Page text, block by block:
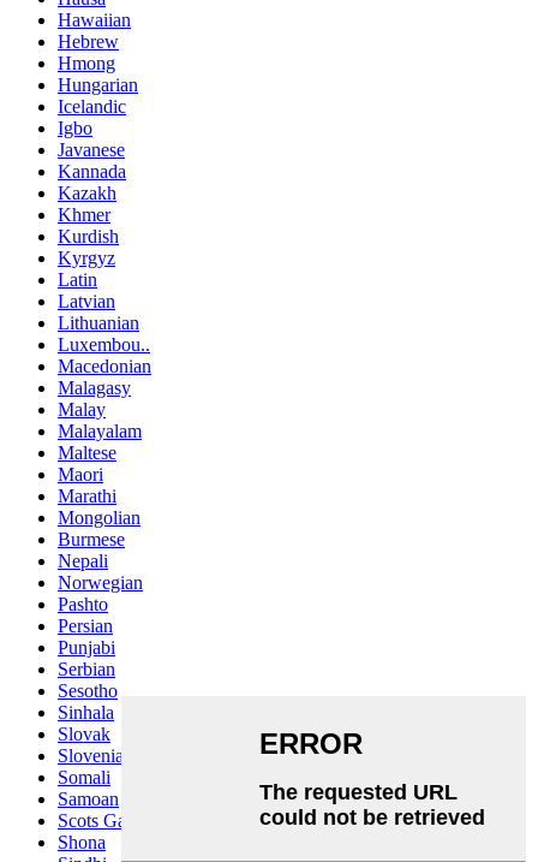
Hawaiian
Hebrew
Hmong
Hungarian
Icelandic
Igbo
Javanese
Kannada
Kazakh
Khmer
Kurdish
Kyrgyz
Latin
Latvian
Lithuanian
Luxembou..
Macedonian
Malagasy
Malay
Malayalam
Maltese
Maori
Marathi
Mongolian
Burmese
Nepali
Norwegian
Pashto
Persian
Punjabi
Serbian
Sesotho
Sinhala
Slovak
Slovenian
Somali
Samoan
Scots Gaelic
Shona